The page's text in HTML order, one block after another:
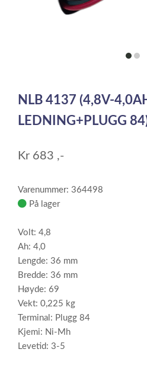
itemitem
of
2
NLB 4137 (4,8V-
LEDNING+PLUGG
Kr 683 ,-
Varenummer: 364498
På lager
Volt: 4,8
Ah: 4,0
Lengde: 36 mm
Bredde: 36 mm
Høyde: 69
Vekt: 0,225 kg
Terminal: Plugg 84
Kjemi: Ni-Mh
Levetid: 3-5